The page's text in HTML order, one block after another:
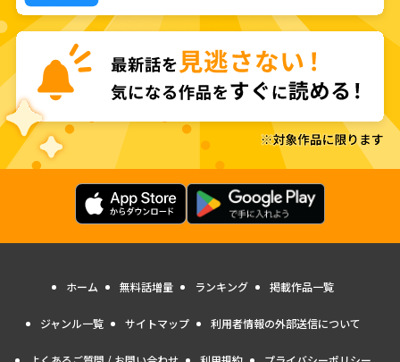
ホーム 無料話増量 ランキング 掲載作品一覧
ジャンル一覧 サイトマップ 利用者情報の外部送信について